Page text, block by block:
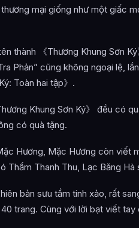
mại giống như một giấc
thành 《Thương Khung Sơn
Phản” cũng không ngoại lệ,
Toàn hai tập》.
Khung Sơn Ký》 đều có
có quà tặng.
Hương, Mặc Hương còn viết
Thẩm Thanh Thu, Lạc Băng Hà
bản sưu tầm tinh xảo, rất
trang. Cùng với lời bạt viết tay